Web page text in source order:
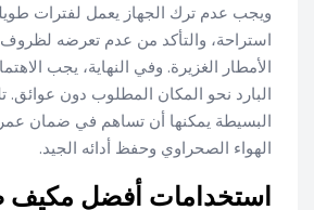
ويجب عدم ترك الجهاز يعمل لفترات
استراحة، والتأكد من عدم تعرضه
الأمطار الغزيرة. وفي النهاية، يجب
البارد نحو المكان المطلوب دون عوائق.
البسيطة يمكنها أن تساهم في ضمان
الهواء الصحراوي وحفظ أدائه الجيد.
استخدامات أفضل